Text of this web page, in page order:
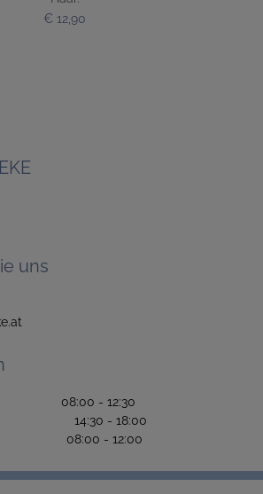
€ 12,90
uns
08:00 - 12:30
- 18:00
- 12:00